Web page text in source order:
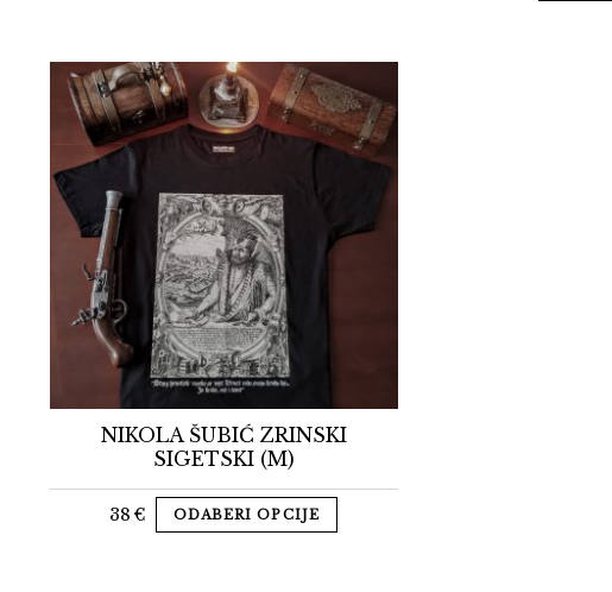
NIKOLA ŠUBIĆ ZRINSKI
SIGETSKI (M)
38 € ODABERI OPCIJE